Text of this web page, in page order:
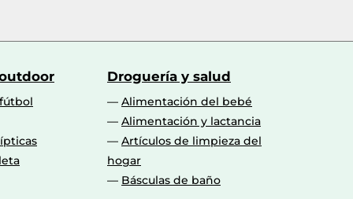
Droguería y salud
Alimentación del bebé
Alimentación y lactancia
Artículos de limpieza del
hogar
Básculas de baño